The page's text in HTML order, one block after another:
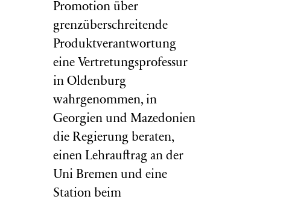
Promotion über
grenzüberschreitende
Produktverantwortung
eine Vertretungsprofessur
in Oldenburg
wahrgenommen, in
Georgien und Mazedonien
die Regierung beraten,
einen Lehrauftrag an der
Uni Bremen und eine
Station beim